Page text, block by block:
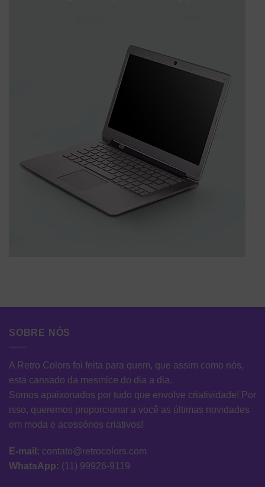
SOBRE NÓS
A Retro Colors foi feita para quem, que assim como nós,
está cansado da mesmice do dia a dia.
Somos apaixonados por tudo que envolve criatividade! Por
isso, queremos proporcionar a você as últimas novidades
em moda e acessórios criativos!
E-mail: contato@retrocolors.com
WhatsApp: (11) 99926-9119